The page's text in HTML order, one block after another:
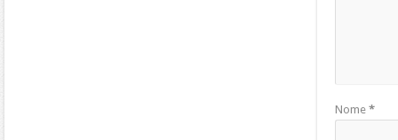
Nome *